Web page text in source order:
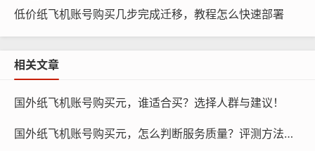
纸飞机账号购买, 在线购买tg账号, 电报聊天账号购买,wdd
内容的安全性，在使用账号时，请确保开启加密功能，以
低价纸飞机账号购买几步完成迁移，教程怎么快速部署
相关文章
国外纸飞机账号购买元，谁适合买？选择人群与建议！
国外纸飞机账号购买元，怎么判断服务质量？评测方法与指标！